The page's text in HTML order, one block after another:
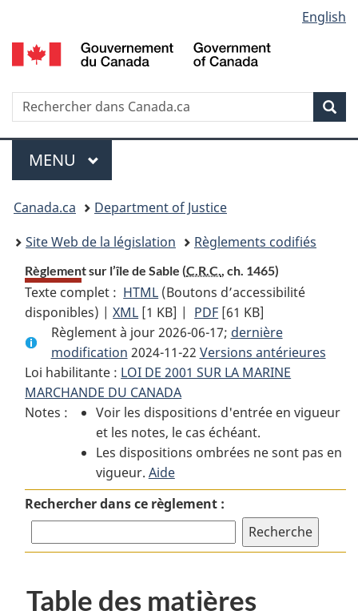
au
contenu
propos
de
la
HTML
simplifiée
selection
English
Recherche
Menu
MENU PRINCIPAL
You
are
here:
Canada.ca
Department of Justice
Site Web de la législation
Règlements codifiés
Règlement sur l’île de Sable (C.R.C., ch. 1465)
Texte complet : HTML Texte
complet
:
Règlement
sur
l’île
de
Sable
(Boutons d’accessibilité
disponibles) |XML Texte
complet
:
Règlement
sur
l’île
de
Sable
[1 KB] | PDF Texte
complet
:
Règlement
l’île
de
Sable
[61 KB]
Règlement à jour 2026-06-17; dernière
modification 2024-11-22 Versions antérieures
Loi habilitante : LOI DE 2001 SUR LA MARINE
MARCHANDE DU CANADA
Notes :
Voir les dispositions d'entrée en vigueur
et les notes, le cas échéant.
Les dispositions ombrées ne sont pas en
vigueur. Aide
Rechercher dans ce règlement :
Table des matières